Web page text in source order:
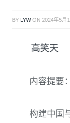
BY LYWON 2024年5月
高笑天
内容提要：
构建中国